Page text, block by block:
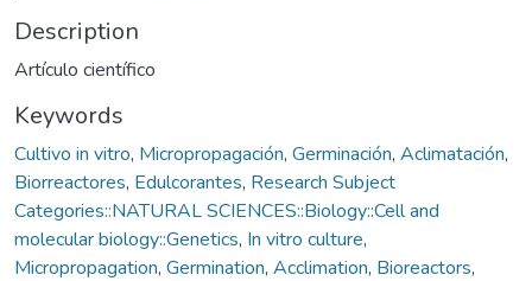
Description
Artículo científico
Keywords
Cultivo in vitro, Micropropagación, Germinación, Aclimatación,
Biorreactores, Edulcorantes, Research Subject
Categories::NATURAL SCIENCES::Biology::Cell and
molecular biology::Genetics, In vitro culture,
Micropropagation, Germination, Acclimation, Bioreactors,